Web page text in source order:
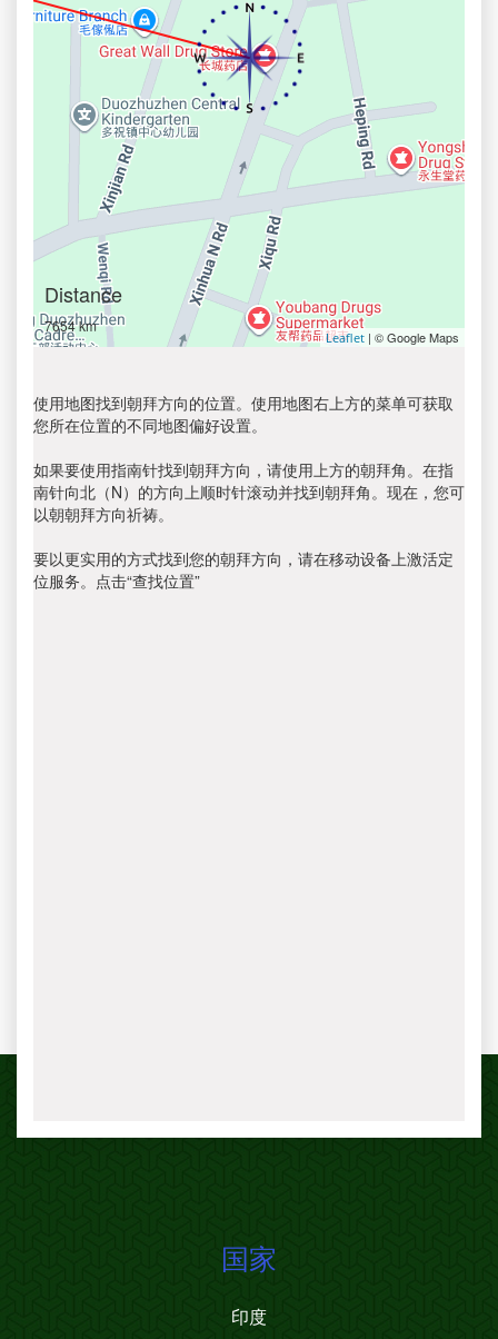
Distance
7654 km
Leaflet | © Google Maps
使用地图找到朝拜方向的位置。使用地图右上方的菜单可获取
您所在位置的不同地图偏好设置。
如果要使用指南针找到朝拜方向，请使用上方的朝拜角。在指
南针向北（N）的方向上顺时针滚动并找到朝拜角。现在，您可
以朝朝拜方向祈祷。
要以更实用的方式找到您的朝拜方向，请在移动设备上激活定
位服务。点击“查找位置”
国家
印度